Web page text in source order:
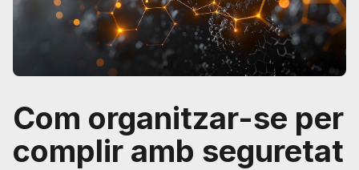
Com organitzar-se per
complir amb seguretat